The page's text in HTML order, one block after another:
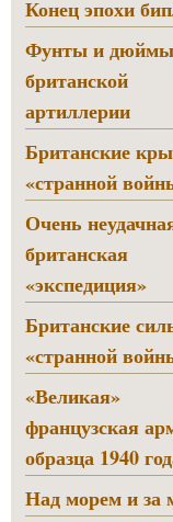
Конец эпохи
Фунты и дюймы
британской
артиллерии
Британские
«странной
Очень
британская
«экспедиция»
Британские
«странной
«Великая»
французская
образца 1940
Над морем и за